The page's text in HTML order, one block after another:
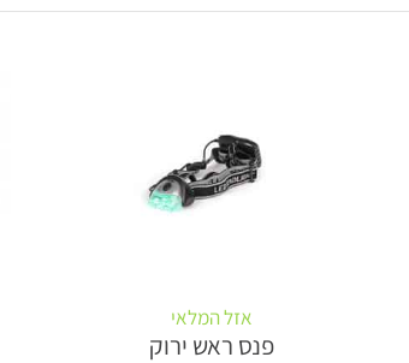
אזל המלאי
פנס ראש ירוק